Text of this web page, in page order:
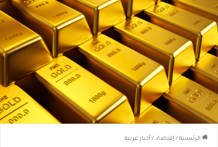
الرئيسية / إقتصاد / أخبار عربية